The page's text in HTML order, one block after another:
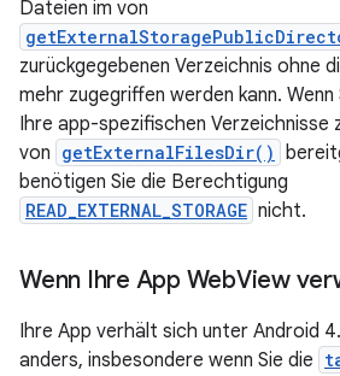
Dateien im von
zurückgegebenen Verzeichnis ohne
mehr zugegriffen werden kann.
Ihre app-spezifischen Verzeichnisse
von getExternalFilesDir()
benötigen Sie die Berechtigung
READ_EXTERNAL_STORAGE nicht.
Wenn Ihre App WebView
Ihre App verhält sich unter Android
anders, insbesondere wenn Sie die